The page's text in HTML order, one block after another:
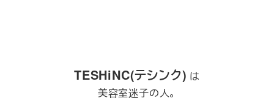
TESHiNC(テシンク) は
美容室迷子の人。